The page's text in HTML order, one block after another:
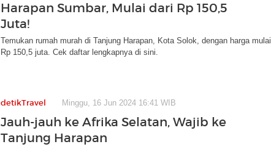
Harapan Sumbar, Mulai dari Rp 150,5
Juta!
Temukan rumah murah di Tanjung Harapan, Kota Solok, dengan harga mulai
Rp 150,5 juta. Cek daftar lengkapnya di sini.
detikTravel Minggu, 16 Jun 2024 16:41 WIB
Jauh-jauh ke Afrika Selatan, Wajib ke
Tanjung Harapan